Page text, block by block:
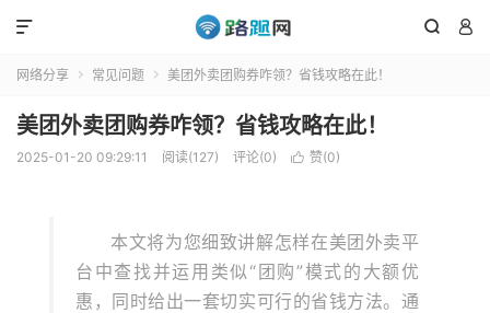
 

网络分享  常见问题  美团外卖团购券咋领？省钱攻略在此！
美团外卖团购券咋领？省钱攻略在此！
2025-01-20 09:29:11 阅读(127) 评论(0)  赞(0)
本文将为您细致讲解怎样在美团外卖平
台中查找并运用类似“团购”模式的大额优
惠，同时给出一套切实可行的省钱方法。通